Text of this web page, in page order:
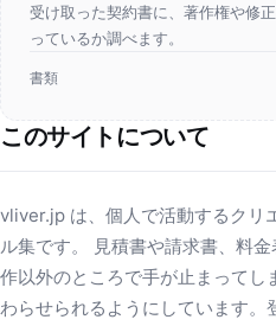
受け取った契約書に、著作権や修
っているか調べます。
書類
このサイトについて
vliver.jp は、個人で活動するクリ
ル集です。 見積書や請求書、料
作以外のところで手が止まってし
わらせられるようにしています。